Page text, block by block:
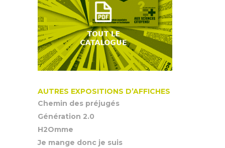
AUTRES EXPOSITIONS D’AFFICHES
Chemin des préjugés
Génération 2.0
H2Omme
Je mange donc je suis